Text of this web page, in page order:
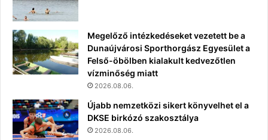
Megelőző intézkedéseket vezetett be a
Dunaújvárosi Sporthorgász Egyesület a
Felső-öbölben kialakult kedvezőtlen
vízminőség miatt
2026.08.06.
Újabb nemzetközi sikert könyvelhet el a
DKSE birkózó szakosztálya
2026.08.06.